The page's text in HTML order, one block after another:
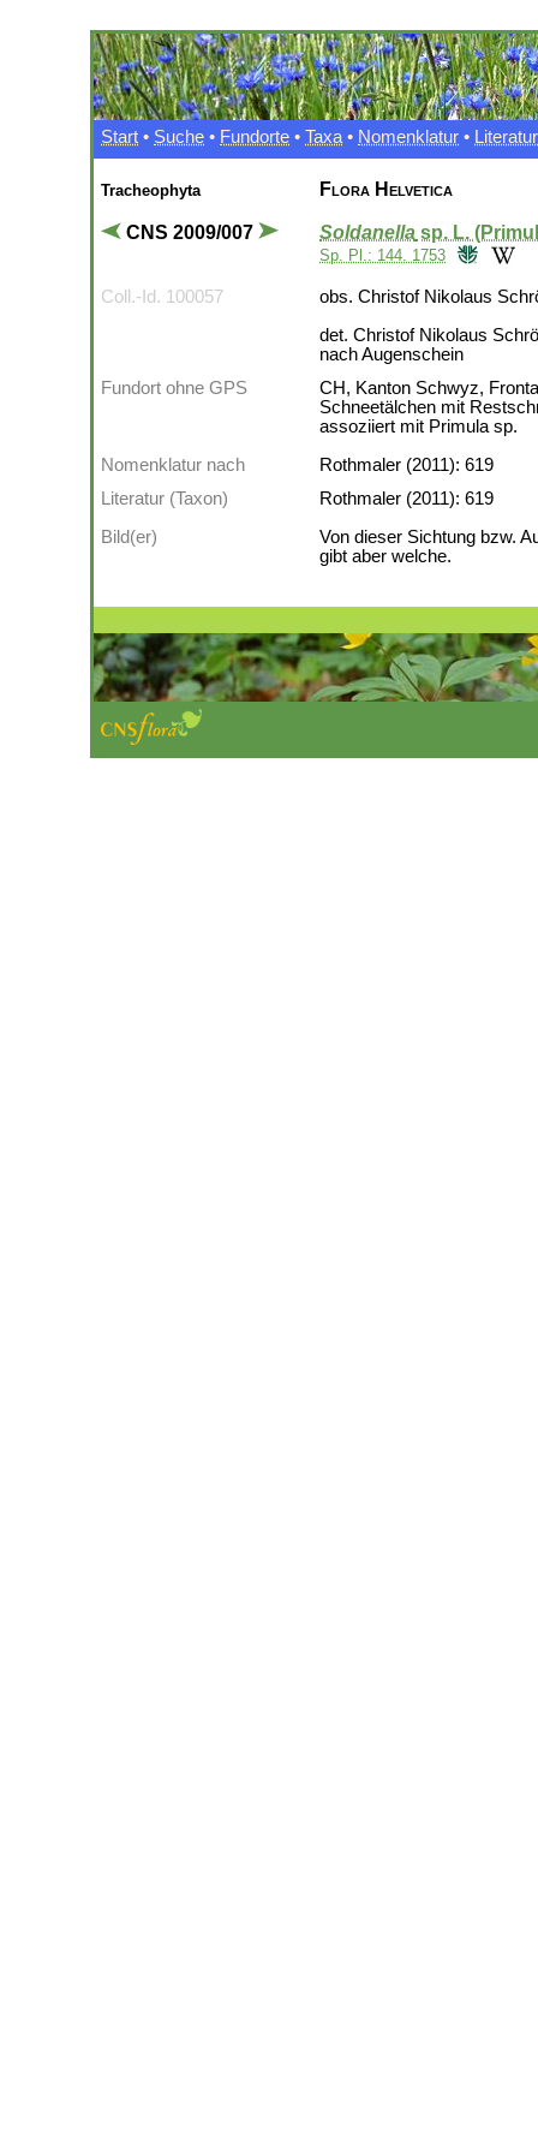
Start • Suche • Fundorte • Taxa • Nomenklatur • Literatur
Tracheophyta
CNS 2009/007
Flora Helvetica
Soldanella sp. L.
Sp. Pl.: 144. 1753
Coll.-Id. 100057
obs. Christof Nikolaus
det. Christof Nikolaus
nach Augenschein
Fundort ohne GPS
CH, Kanton Schwyz,
Schneetälchen mit
assoziiert mit Primula sp.
Nomenklatur nach
Rothmaler (2011): 619
Literatur (Taxon)
Rothmaler (2011): 619
Bild(er)
Von dieser Sichtung bzw.
gibt aber welche.